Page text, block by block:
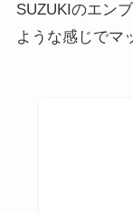
SUZUKIのエン
ような感じでマ